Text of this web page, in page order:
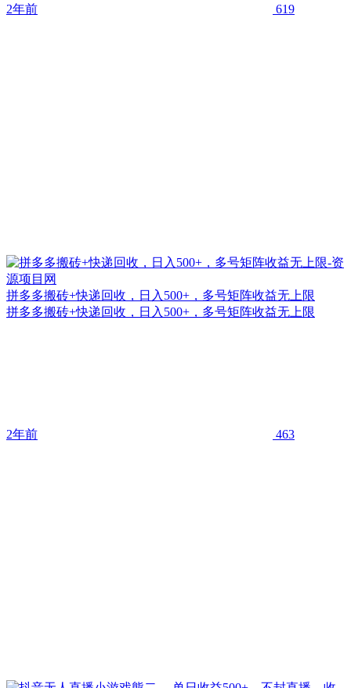
2年前 619
拼多多搬砖+快递回收，日入500+，多号矩阵收益无上限
拼多多搬砖+快递回收，日入500+，多号矩阵收益无上限
2年前 463